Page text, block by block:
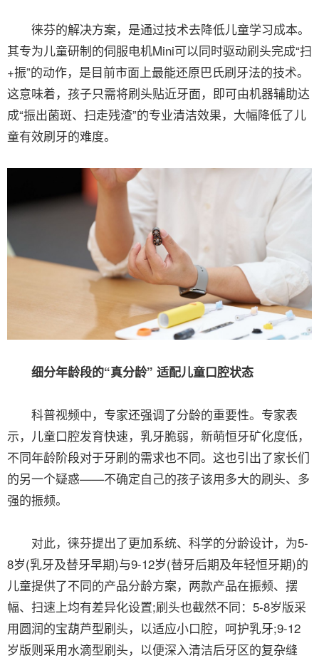
徕芬的解决方案，是通过技术去降低儿童学习成本。
其专为儿童研制的伺服电机Mini可以同时驱动刷头完成“扫
+振”的动作，是目前市面上最能还原巴氏刷牙法的技术。
这意味着，孩子只需将刷头贴近牙面，即可由机器辅助达
成“振出菌斑、扫走残渣”的专业清洁效果，大幅降低了儿
童有效刷牙的难度。
细分年龄段的“真分龄” 适配儿童口腔状态
科普视频中，专家还强调了分龄的重要性。专家表
示，儿童口腔发育快速，乳牙脆弱，新萌恒牙矿化度低，
不同年龄阶段对于牙刷的需求也不同。这也引出了家长们
的另一个疑惑——不确定自己的孩子该用多大的刷头、多
强的振频。
对此，徕芬提出了更加系统、科学的分龄设计，为5-
8岁(乳牙及替牙早期)与9-12岁(替牙后期及年轻恒牙期)的
儿童提供了不同的产品分龄方案，两款产品在振频、摆
幅、扫速上均有差异化设置;刷头也截然不同：5-8岁版采
用圆润的宝葫芦型刷头，以适应小口腔，呵护乳牙;9-12
岁版则采用水滴型刷头，以便深入清洁后牙区的复杂缝